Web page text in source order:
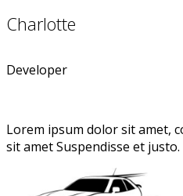
Charlotte
Developer
Lorem ipsum dolor sit amet,
sit amet Suspendisse et justo.